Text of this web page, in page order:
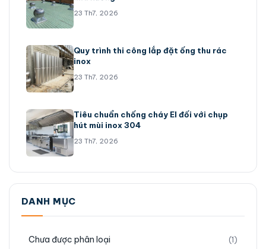
23 Th7, 2026
Quy trình thi công lắp đặt ống thu rác
inox
23 Th7, 2026
Tiêu chuẩn chống cháy EI đối với chụp
hút mùi inox 304
23 Th7, 2026
DANH MỤC
Chưa được phân loại (1)